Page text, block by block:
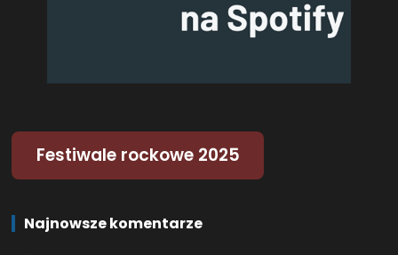
Festiwale rockowe 2025
Najnowsze komentarze